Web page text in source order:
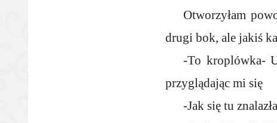
Otworzyłam
drugi bok, ale jakiś
-To kroplówka-
przyglądając mi się
-Jak się tu